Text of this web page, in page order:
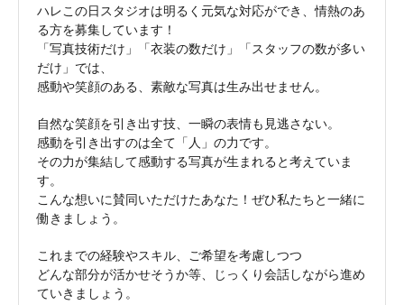
ハレこの日スタジオは明るく元気な対応ができ、情熱のあ
る方を募集しています！
「写真技術だけ」「衣装の数だけ」「スタッフの数が多い
だけ」では、
感動や笑顔のある、素敵な写真は生み出せません。
自然な笑顔を引き出す技、一瞬の表情も見逃さない。
感動を引き出すのは全て「人」の力です。
その力が集結して感動する写真が生まれると考えていま
す。
こんな想いに賛同いただけたあなた！ぜひ私たちと一緒に
働きましょう。
これまでの経験やスキル、ご希望を考慮しつつ
どんな部分が活かせそうか等、じっくり会話しながら進め
ていきましょう。